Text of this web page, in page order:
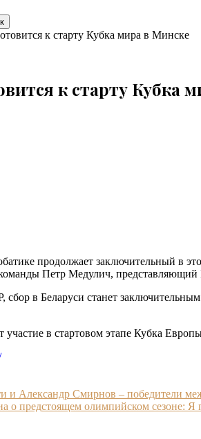
к старту Кубка мира в Минске
к старту Кубка
продолжает заключительный в
команды Петр Медулич,
в Беларуси станет
участие в стартовом этапе Кубка
и Александр Смирнов – победители
о предстоящем олимпийском сезоне: Я